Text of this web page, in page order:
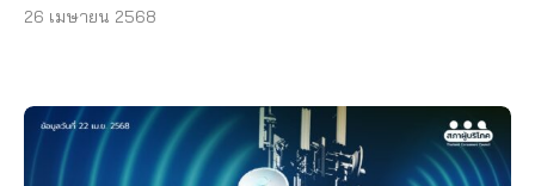
26 เมษายน 2568